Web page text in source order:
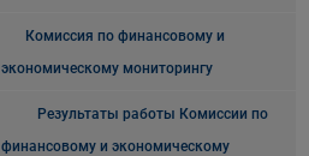
Комиссия по финансовому и
экономическому мониторингу
Результаты работы Комиссии по
финансовому и экономическому